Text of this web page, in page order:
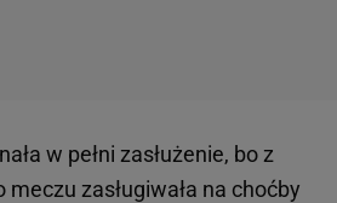
w pełni zasłużenie, bo z
meczu zasługiwała na choćby